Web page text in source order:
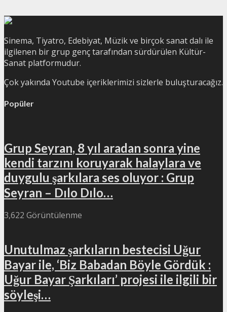
Sinema, Tiyatro, Edebiyat, Müzik ve birçok sanat dalı ile
ilgilenen bir grup genç tarafından sürdürülen Kültür-
Sanat platformudur.
Çok yakında Youtube içeriklerimizi sizlerle buluşturacağız.
Popüler
Grup Seyran, 8 yıl aradan sonra yine
kendi tarzını koruyarak halaylara ve
duygulu şarkılara ses oluyor : Grup
Seyran – Dılo Dılo…
3,622 Görüntülenme
Unutulmaz şarkıların bestecisi Uğur
Bayar ile, ‘Biz Babadan Böyle Gördük :
Uğur Bayar Şarkıları’ projesi ile ilgili bir
söyleşi…